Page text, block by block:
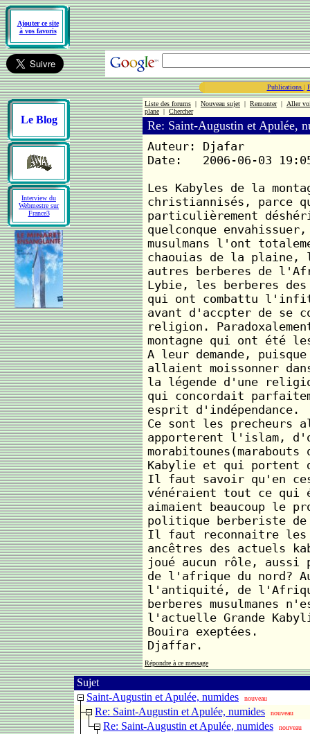
Ajouter ce site
à vos favoris
Publications |
Le Blog
Interview du
Webmestre sur
France3
Liste des forums | Nouveau sujet | Remonter| Aller
plane | Chercher
Re: Saint-Augustin et Apulée,
Auteur: Djafar
Date: 2006-06-03
Les Kabyles de la
christiannisés, parce
particulièrement
quelconque
musulmans l'ont
chaouias de la plaine,
autres berberes de
Lybie, les berberes des
qui ont combattu
avant d'accpter de se
religion.
montagne qui ont été
A leur demande,
allaient moissonner
la légende d'une
qui concordait
esprit d'indépendance.
Ce sont les precheurs
apporterent l'islam,
Kabylie et qui portent
Il faut savoir qu'en
vénéraient tout ce
aimaient beaucoup le
politique berberiste
Il faut reconnaitre
ancêtres des actuels
joué aucun rôle,
de l'afrique du nord?
l'antiquité, de
berberes musulmanes
l'actuelle Grande
Bouira exeptées.
Djaffar.
Répondre à ce message
Sujet
Saint-Augustin et Apulée, numides
nouveau
Re: Saint-Augustin et Apulée, numides nouveau
Re: Saint-Augustin et Apulée, numides nouveau